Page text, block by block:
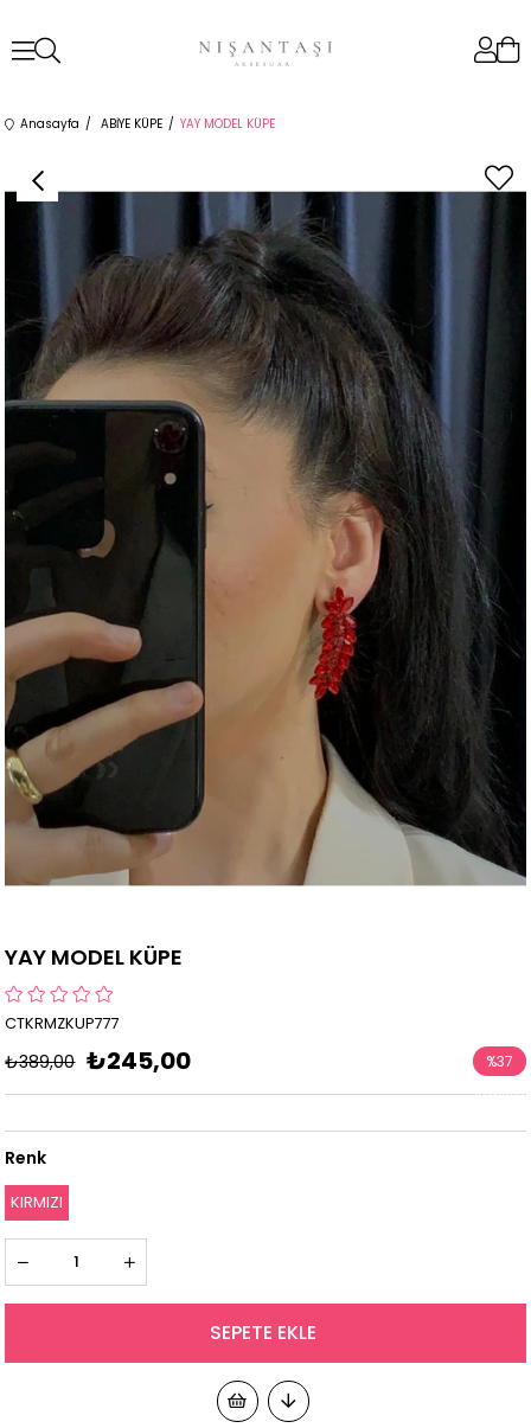
Anasayfa ABİYE KÜPE YAY MODEL KÜPE
YAY MODEL KÜPE
CTKRMZKUP777
₺389,00 ₺245,00 %37
İndirim
Renk
KIRMIZI